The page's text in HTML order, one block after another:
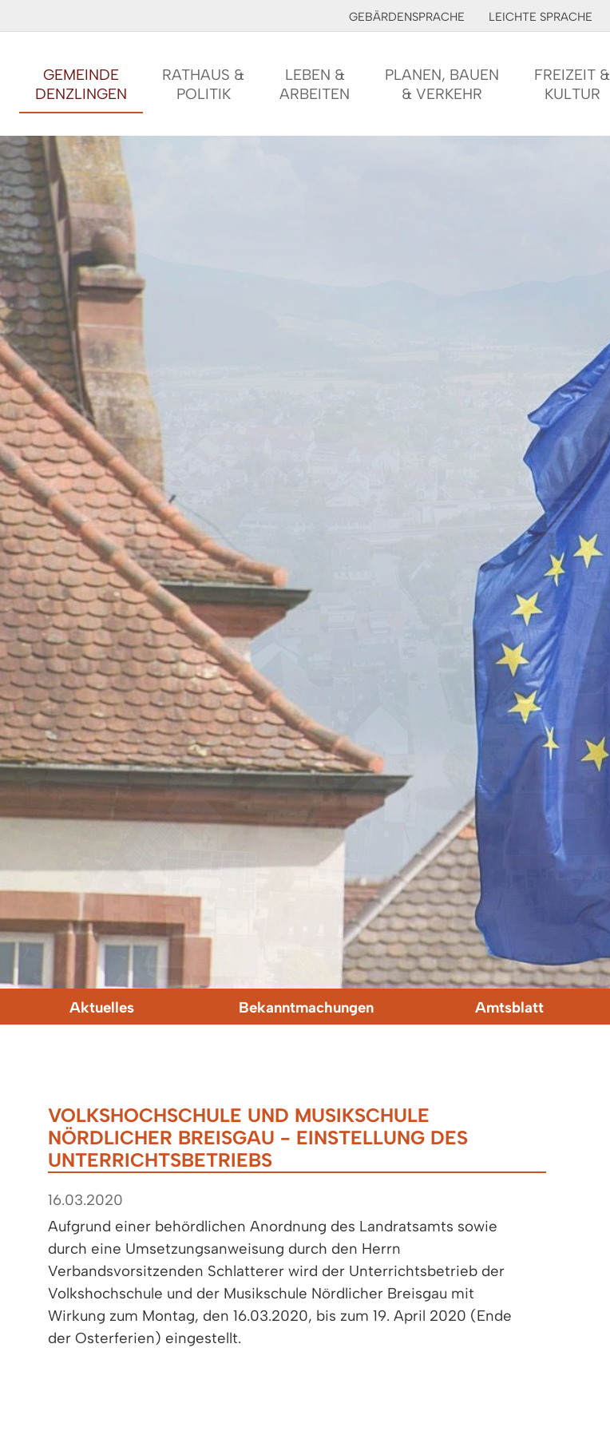
GEBÄRDENSPRACHE LEICHTE SPRACHE
GEMEINDE
DENZLINGEN
RATHAUS &
POLITIK
LEBEN &
ARBEITEN
PLANEN, BAUEN
& VERKEHR
FREIZEIT &
KULTUR
Aktuelles Bekanntmachungen Amtsblatt
VOLKSHOCHSCHULE UND MUSIKSCHULE
NÖRDLICHER BREISGAU - EINSTELLUNG DES
UNTERRICHTSBETRIEBS
16.03.2020
Aufgrund einer behördlichen Anordnung des Landratsamts sowie
durch eine Umsetzungsanweisung durch den Herrn
Verbandsvorsitzenden Schlatterer wird der Unterrichtsbetrieb der
Volkshochschule und der Musikschule Nördlicher Breisgau mit
Wirkung zum Montag, den 16.03.2020, bis zum 19. April 2020 (Ende
der Osterferien) eingestellt.